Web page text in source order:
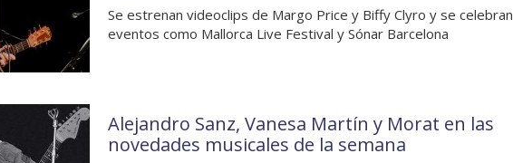
Se estrenan videoclips de Margo Price y Biffy Clyro y se celebran
eventos como Mallorca Live Festival y Sónar Barcelona
Alejandro Sanz, Vanesa Martín y Morat en las
novedades musicales de la semana